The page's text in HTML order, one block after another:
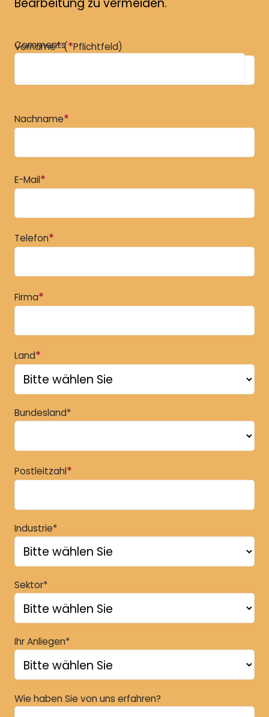
Bearbeitung zu vermeiden.
Comments
Vorname*(*Pflichtfeld)
Nachname*
E-Mail*
Telefon*
Firma*
Land*
Bundesland*
Postleitzahl*
Industrie*
Sektor*
Ihr Anliegen*
Wie haben Sie von uns erfahren?